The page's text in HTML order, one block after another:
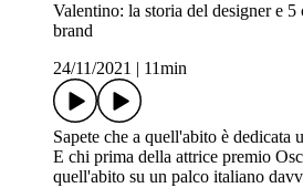
Valentino: la storia del designer e 5
brand
24/11/2021
11min
Sapete che a quell'abito è dedicata
E chi prima della attrice premio
quell'abito su un palco italiano